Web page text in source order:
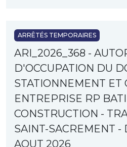
ARRÊTÉS TEMPORAIRES
ARI_2026_368 -
D'OCCUPATION DU
STATIONNEMENT ET
ENTREPRISE RP
CONSTRUCTION -
SAINT-SACREMENT -
AOUT 2026